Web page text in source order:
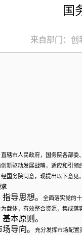
国
来自部门：
辖市人民政府，国务院各部委
驱动发展战略，适应和引领
国务院同意，现提出以下意见。
求
指导思想。 全面落实党的
载体，有效整合资源，集成落
基本原则。
导向。 充分发挥市场配置